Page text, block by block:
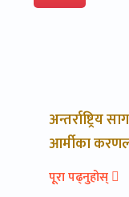
अन्तर्राष्ट्रिय
आर्मीका
पूरा पढ्नुहोस्